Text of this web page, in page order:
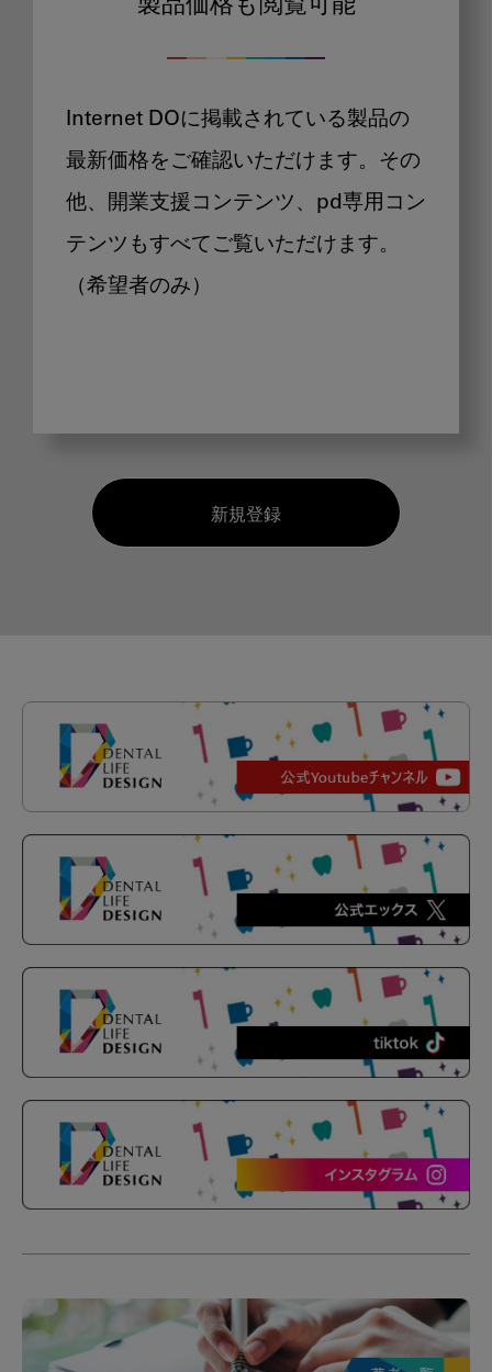
製品価格も閲覧可能
Internet DOに掲載されている製品の
最新価格をご確認いただけます。その
他、開業支援コンテンツ、pd専用コン
テンツもすべてご覧いただけます。
（希望者のみ）
新規登録